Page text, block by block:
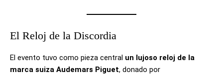
El Reloj de la Discordia
El evento tuvo como pieza central un lujoso reloj de la
marca suiza Audemars Piguet, donado por